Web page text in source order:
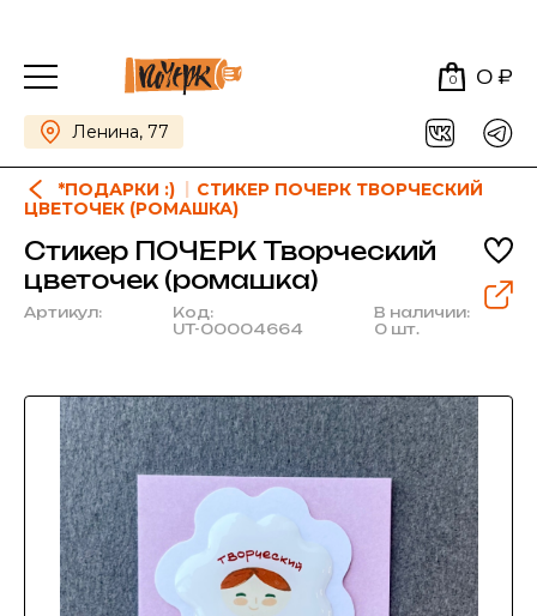
0 0 ₽
Ленина, 77
*ПОДАРКИ :)
СТИКЕР ПОЧЕРК ТВОРЧЕСКИЙ
ЦВЕТОЧЕК (РОМАШКА)
Стикер ПОЧЕРК Творческий
цветочек (ромашка)
Артикул:
Код:
UT-00004664
В наличии:
0 шт.